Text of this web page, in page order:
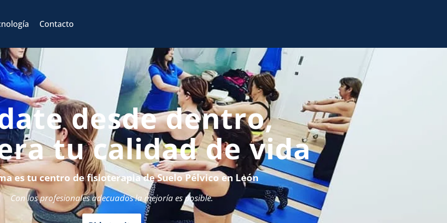
Contacto
desde dentro,
tu calidad de vida
es tu centro de fisioterapia de Suelo Pélvico en León
Con los profesionales adecuados la mejoría es posible.